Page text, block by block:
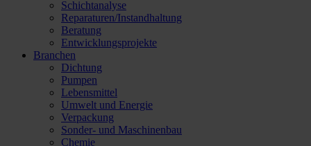
Schichtanalyse
Reparaturen/​Instandhaltung
Beratung
Entwicklungsprojekte
Branchen
Dichtung
Pumpen
Lebensmittel
Umwelt und Energie
Verpackung
Sonder- und Maschinenbau
Chemie